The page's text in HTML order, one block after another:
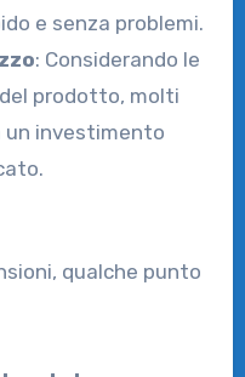
e senza problemi.
: Considerando le
prodotto, molti
investimento
qualche punto